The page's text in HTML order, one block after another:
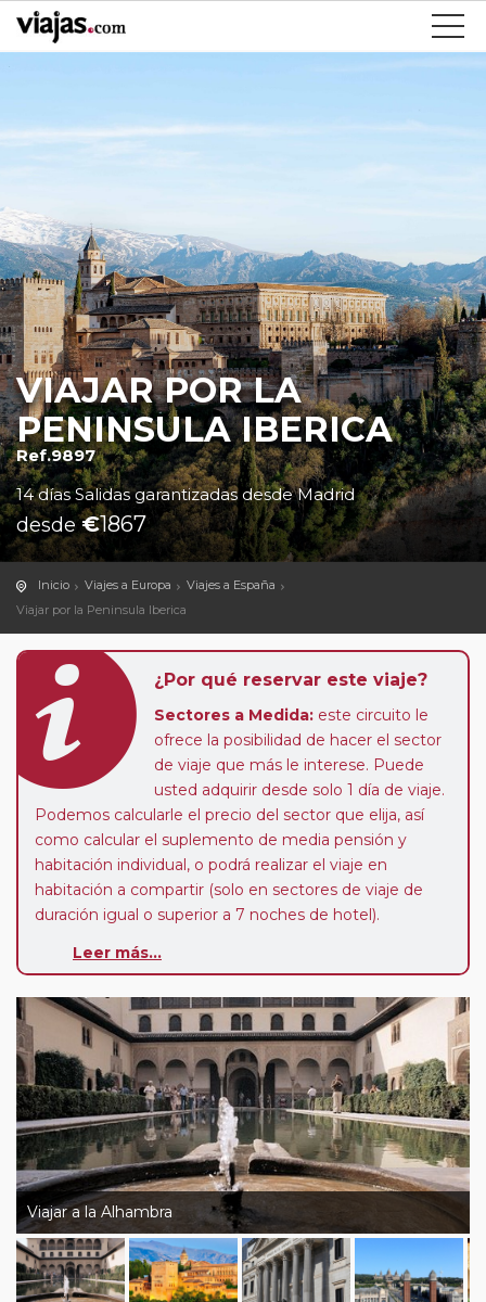
VIAJAR POR LA
PENINSULA IBERICA
Ref.9897
14 días Salidas garantizadas desde Madrid
desde€1867
Inicio Viajes a Europa
Viajes a España
Viajar por la Peninsula Iberica
¿Por qué reservar este viaje?
Sectores a Medida: este circuito le
ofrece la posibilidad de hacer el sector
de viaje que más le interese. Puede
usted adquirir desde solo 1 día de viaje.
Podemos calcularle el precio del sector que elija, así
como calcular el suplemento de media pensión y
habitación individual, o podrá realizar el viaje en
habitación a compartir (solo en sectores de viaje de
duración igual o superior a 7 noches de hotel).
Paradas en Ruta:
su viaje, en la ciudad que desee por período de 1, 3, 4 o
7 noches según circuito y fechas de salida. Es
fundamental que el circuito tenga salida posterior a la
fecha escogida y permita la salida deseada. El
suplemento por parada efectuada es de 40 Euros/52
Dólares por persona. Si la parada se realiza para tomar
otro circuito del mismo proveedor no se abonará este
suplemento.
Pasajero Club:este circuito, en cualquier época del
año, ofrece a los pasajeros que ya hayan viajado con
nosotros en los últimos 3 años y que pertenezcan a
Leer más...
Viajar a la Alhambra